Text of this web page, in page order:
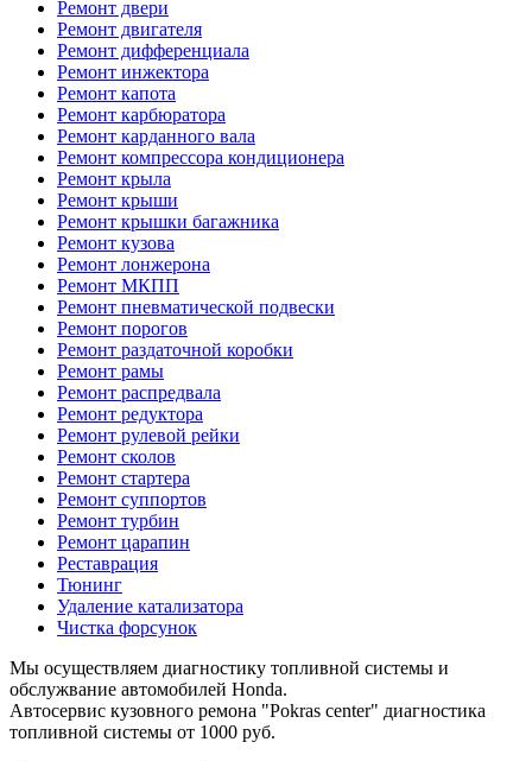
Ремонт двери
Ремонт двигателя
Ремонт дифференциала
Ремонт инжектора
Ремонт капота
Ремонт карбюратора
Ремонт карданного вала
Ремонт компрессора кондиционера
Ремонт крыла
Ремонт крыши
Ремонт крышки багажника
Ремонт кузова
Ремонт лонжерона
Ремонт МКПП
Ремонт пневматической подвески
Ремонт порогов
Ремонт раздаточной коробки
Ремонт рамы
Ремонт распредвала
Ремонт редуктора
Ремонт рулевой рейки
Ремонт сколов
Ремонт стартера
Ремонт суппортов
Ремонт турбин
Ремонт царапин
Реставрация
Тюнинг
Удаление катализатора
Чистка форсунок
Мы осуществляем диагностику топливной системы и
обслужвание автомобилей Honda.
Автосервис кузовного ремона "Pokras center" диагностика
топливной системы от 1000 руб.